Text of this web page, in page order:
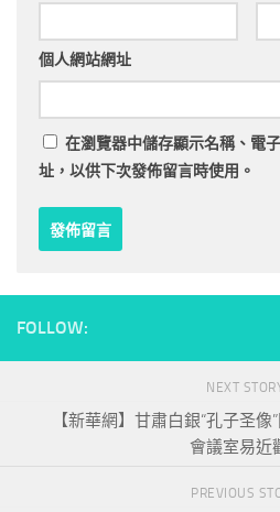
個人網站網址
在瀏覽器中儲存顯示名稱、電
址，以供下次發佈留言時使用。
FOLLOW:
NEXT
【新華網】甘肅白銀“孔子圣
會議室易近
PREVIOUS